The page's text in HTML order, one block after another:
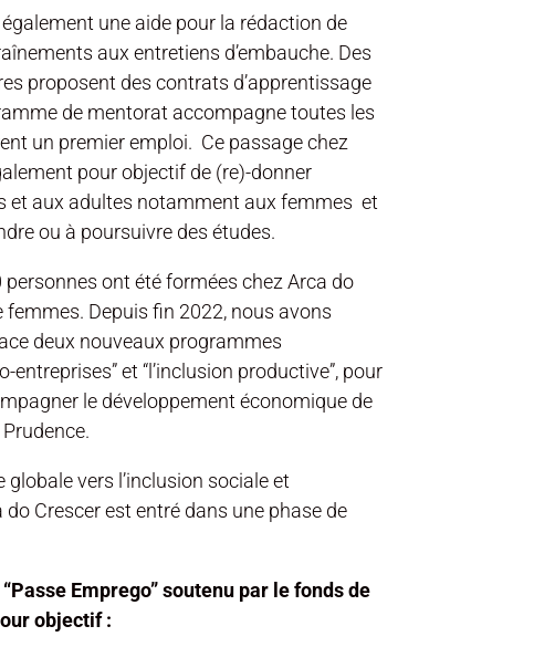
une aide pour la rédaction de
aux entretiens d’embauche. Des
proposent des contrats d’apprentissage
de mentorat accompagne toutes les
un premier emploi. Ce passage chez
pour objectif de (re)-donner
et aux adultes notamment aux femmes et
ou à poursuivre des études.
personnes ont été formées chez Arca do
femmes. Depuis fin 2022, nous avons
deux nouveaux programmes
entreprises” et “l’inclusion productive”, pour
le développement économique de
vers l’inclusion sociale et
Crescer est entré dans une phase de
Emprego” soutenu par le fonds de
objectif :